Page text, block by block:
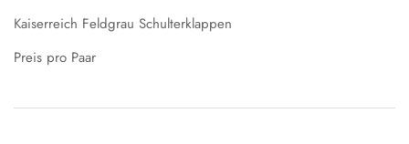
Kaiserreich Feldgrau Schulterklappen
Preis pro Paar